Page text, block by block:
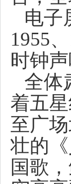
电子
1955
时钟
全体
着五
至广
壮的
国歌